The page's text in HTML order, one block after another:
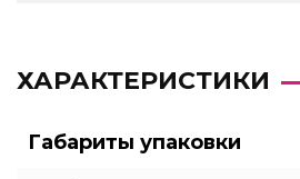
ХАРАКТЕРИСТИКИ
Габариты упаковки